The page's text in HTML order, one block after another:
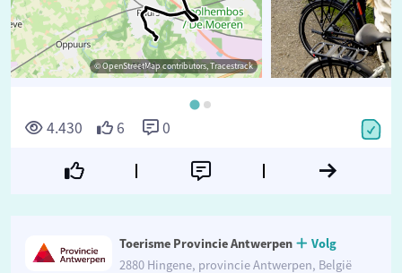
© OpenStreetMap contributors, Tracestrack
4.430 6 0
Toerisme Provincie Antwerpen
Volg
2880 Hingene, provincie Antwerpen, België